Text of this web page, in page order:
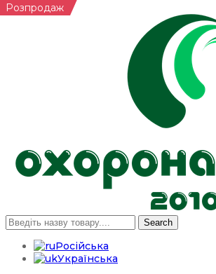
Search
Російська
Українська
Розпродаж